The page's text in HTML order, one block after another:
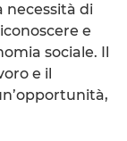
necessità di
e
sociale. Il
e il